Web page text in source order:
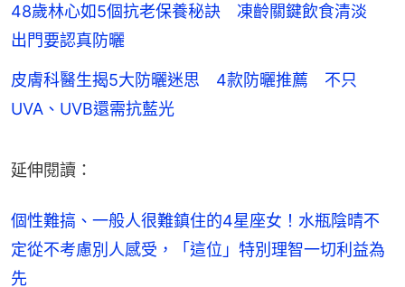
48歲林心如5個抗老保養秘訣 凍齡關鍵飲食清淡
出門要認真防曬
皮膚科醫生揭5大防曬迷思 4款防曬推薦 不只
UVA、UVB還需抗藍光
延伸閱讀：
個性難搞、一般人很難鎮住的4星座女！水瓶陰晴不
定從不考慮別人感受，「這位」特別理智一切利益為
先